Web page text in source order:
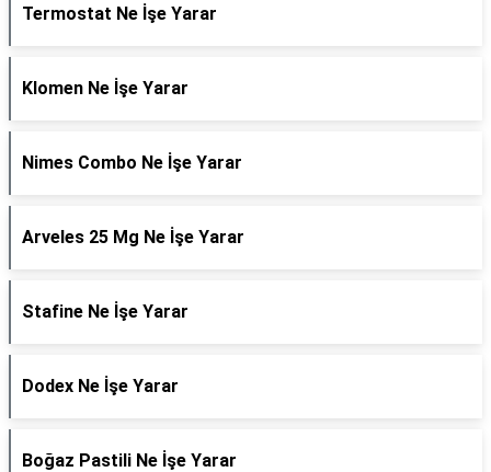
Termostat Ne İşe Yarar
Klomen Ne İşe Yarar
Nimes Combo Ne İşe Yarar
Arveles 25 Mg Ne İşe Yarar
Stafine Ne İşe Yarar
Dodex Ne İşe Yarar
Boğaz Pastili Ne İşe Yarar